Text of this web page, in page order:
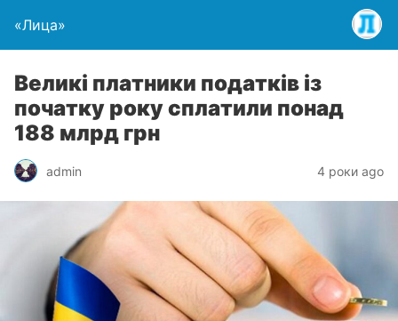
«Лица»
Великі платники податків із
початку року сплатили понад
188 млрд грн
admin 4 роки ago